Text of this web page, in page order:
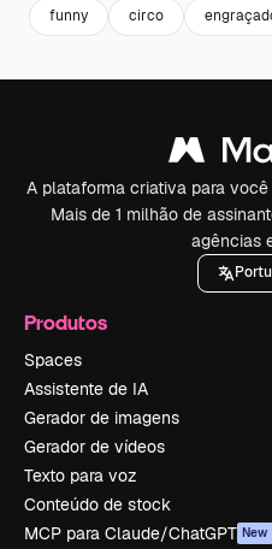
funny circo
A plataforma criativa para
Mais de 1 milhão de
agências
Produtos
Spaces
Assistente de IA
Gerador de imagens
Gerador de vídeos
Texto para voz
Conteúdo de stock
MCP para Claude/ChatGPT New